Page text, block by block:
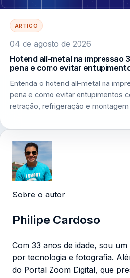
ARTIGO
04 de agosto de 2026
Hotend all-metal na impressão
pena e como evitar
Entenda o hotend all-metal na
pena e como evitar entupimentos
retração, refrigeração e
Sobre o autor
Philipe Cardoso
Com 33 anos de idade, sou
por tecnologia e fotografia.
do Portal Zoom Digital, que